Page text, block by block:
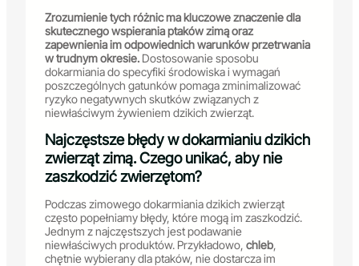
Zrozumienie tych różnic ma kluczowe znaczenie dla
skutecznego wspierania ptaków zimą oraz
zapewnienia im odpowiednich warunków przetrwania
w trudnym okresie. Dostosowanie sposobu
dokarmiania do specyfiki środowiska i wymagań
poszczególnych gatunków pomaga zminimalizować
ryzyko negatywnych skutków związanych z
niewłaściwym żywieniem dzikich zwierząt.
Najczęstsze błędy w dokarmianiu dzikich
zwierząt zimą. Czego unikać, aby nie
zaszkodzić zwierzętom?
Podczas zimowego dokarmiania dzikich zwierząt
często popełniamy błędy, które mogą im zaszkodzić.
Jednym z najczęstszych jest podawanie
niewłaściwych produktów. Przykładowo, chleb,
chętnie wybierany dla ptaków, nie dostarcza im